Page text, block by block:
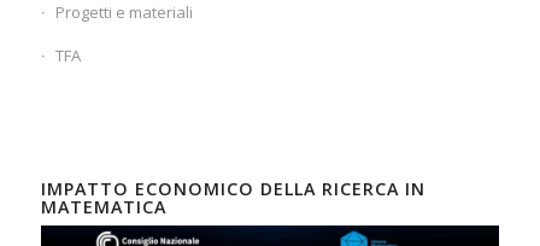
Progetti e materiali
TFA
IMPATTO ECONOMICO DELLA RICERCA IN
MATEMATICA